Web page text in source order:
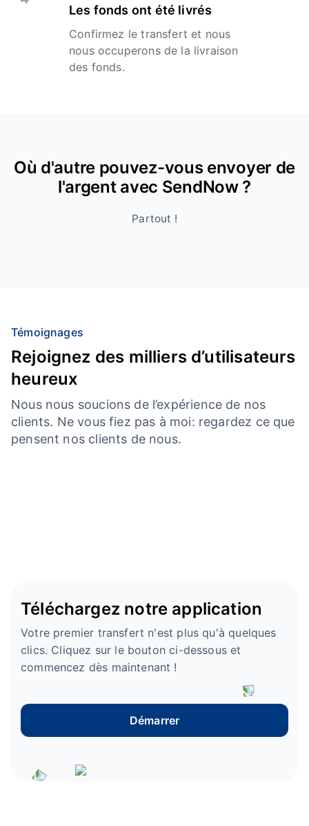
Les fonds ont été livrés
Confirmez le transfert et nous
nous occuperons de la livraison
des fonds.
Où d'autre pouvez-vous envoyer de
l'argent avec SendNow ?
Partout !
Témoignages
Rejoignez des milliers d’utilisateurs
heureux
Nous nous soucions de l’expérience de nos
clients. Ne vous fiez pas à moi: regardez ce que
pensent nos clients de nous.
Téléchargez notre application
Votre premier transfert n'est plus qu'à quelques
clics. Cliquez sur le bouton ci-dessous et
commencez dès maintenant !
Démarrer